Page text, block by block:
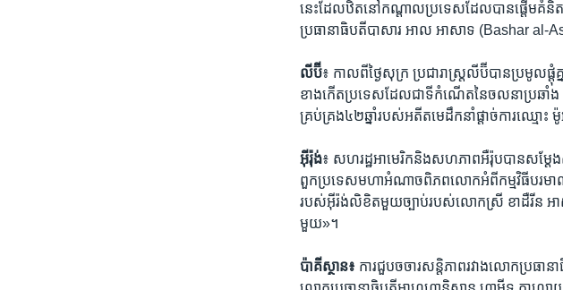
នេះ​ដែល​ឋិត​នៅ​កណ្តាល​ប្រទេស​ដែល​បាន​ផ្តើម​គំនិ
ប្រធានាធិបតី​បាសារ អាល អាសាទ (Bashar al-
លីប៊ី៖ កាល​ពី​ថ្ងៃ​សុក្រ ប្រជារាស្ត្រ​លីប៊ី​បាន​ប្រមូល​ផ្
ខាង​កើត​ប្រទេស​ដែល​ជា​ទី​កំណើត​នៃ​ចលនា​ប្រឆាំង ដើ
គ្រប់គ្រង​៤២​ឆ្នាំ​របស់​អតីត​មេដឹកនាំ​ផ្តាច់​ការ​ឈ្មោះ​
អ៊ីរ៉ុង់៖ សហរដ្ឋអាមេរិក​និង​សហភាព​អឺរ៉ុប​បាន​សម្តែង​
ពួក​ប្រទេស​មហា​អំណាច​ពិភពលោក​អំពី​កម្មវិធី​បរម
របស់​អ៊ីរ៉ង់​លិខិត​មួយ​ច្បាប់​របស់​លោកស្រី​ ខាដឺរីន អ
មួយ»។
ប៉ាគីស្ថាន៖ ការ​ជួប​ចចារ​សន្តិភាព​រវាង​លោក​ប្រធា